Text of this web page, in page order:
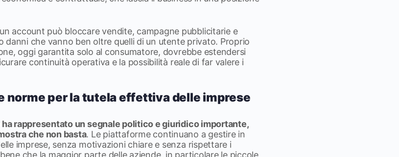
account può bloccare vendite, campagne pubblicitarie e
danni che vanno ben oltre quelli di un utente privato. Proprio
oggi garantita solo al consumatore, dovrebbe estendersi
continuità operativa e la possibilità reale di far valere i
norme per la tutela effettiva delle imprese
rappresentato un segnale politico e giuridico importante,
che non basta. Le piattaforme continuano a gestire in
imprese, senza motivazioni chiare e senza rispettare i
che la maggior parte delle aziende, in particolare le piccole